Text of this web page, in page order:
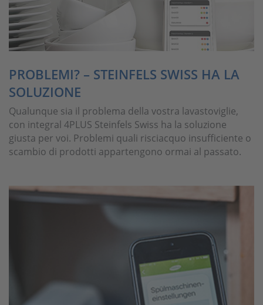
PROBLEMI? – STEINFELS SWISS HA LA
SOLUZIONE
Qualunque sia il problema della vostra lavastoviglie,
con integral 4PLUS Steinfels Swiss ha la soluzione
giusta per voi. Problemi quali risciacquo insufficiente o
scambio di prodotti appartengono ormai al passato.